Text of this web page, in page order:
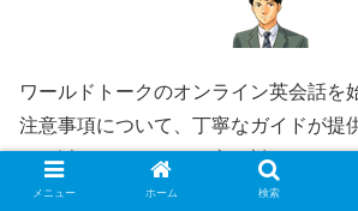
ワールドトークのオンライン英会話を
注意事項について、丁寧なガイドが提
す。以下は、そのやり方に対する口コ
メニュー ホーム 検索